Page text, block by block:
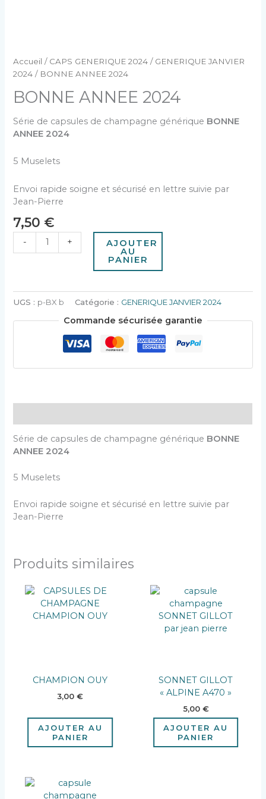
Accueil / CAPS GENERIQUE 2024 / GENERIQUE JANVIER
2024 / BONNE ANNEE 2024
BONNE ANNEE 2024
Série de capsules de champagne générique BONNE
ANNEE 2024
5 Muselets
Envoi rapide soigne et sécurisé en lettre suivie par
Jean-Pierre
7,50 €
- + AJOUTER
AU
PANIER
UGS : p-BX b Catégorie : GENERIQUE JANVIER 2024
Commande sécurisée garantie
Série de capsules de champagne générique BONNE
ANNEE 2024
5 Muselets
Envoi rapide soigne et sécurisé en lettre suivie par
Jean-Pierre
Produits similaires
CHAMPION OUY
3,00€
AJOUTER AU
PANIER
SONNET GILLOT
« ALPINE A470 »
5,00 €
AJOUTER AU
PANIER